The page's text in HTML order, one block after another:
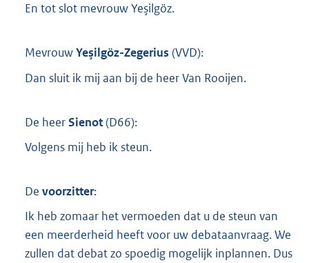
En tot slot mevrouw Yeşilgöz.
MevrouwYeşilgöz-Zegerius (VVD):
Dan sluit ik mij aan bij de heer Van Rooijen.
De heerSienot(D66):
Volgens mij heb ik steun.
De voorzitter:
Ik heb zomaar het vermoeden dat u de steun van
een meerderheid heeft voor uw debataanvraag. We
zullen dat debat zo spoedig mogelijk inplannen. Dus